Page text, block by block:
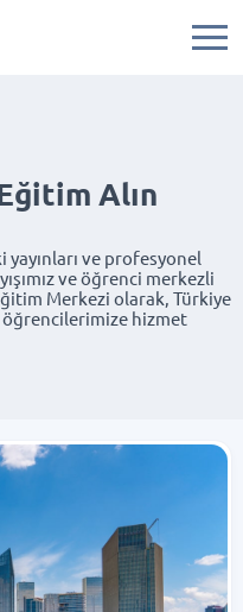
Alın
yayınları ve profesyonel
ve öğrenci merkezli
Merkezi olarak, Türkiye
öğrencilerimize hizmet